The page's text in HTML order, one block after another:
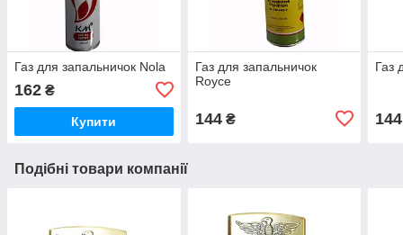
Газ для запальничок Nola
162 ₴
Купити
Газ для запальничок
Royce
144₴
Газ
144
Подібні товари компанії